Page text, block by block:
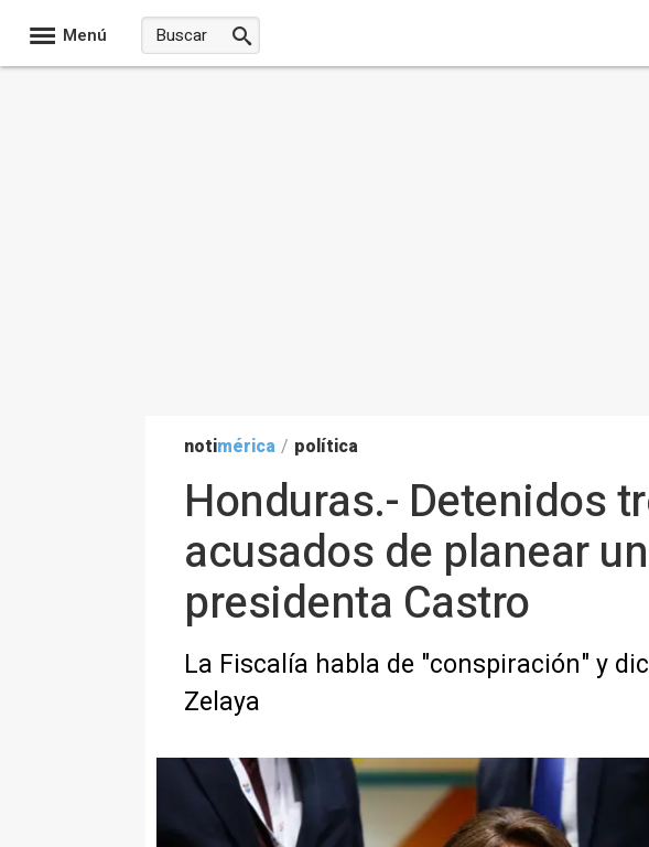
Menú
notimérica / política
Honduras.- Detenidos
acusados de planear
presidenta Castro
La Fiscalía habla de "conspiración" y
Zelaya